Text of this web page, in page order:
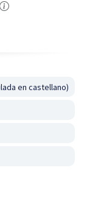
en castellano)